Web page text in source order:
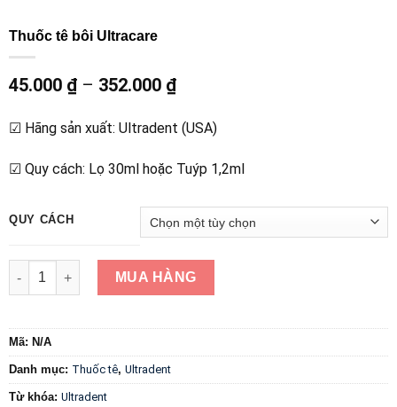
Thuốc tê bôi Ultracare
45.000 ₫– 352.000 ₫
☑ Hãng sản xuất: Ultradent (USA)
☑ Quy cách: Lọ 30ml hoặc Tuýp 1,2ml
QUY CÁCH
Thuốc tê bôi Ultracare số lượng
MUA HÀNG
Mã: N/A
Danh mục: Thuốc tê, Ultradent
Từ khóa: Ultradent